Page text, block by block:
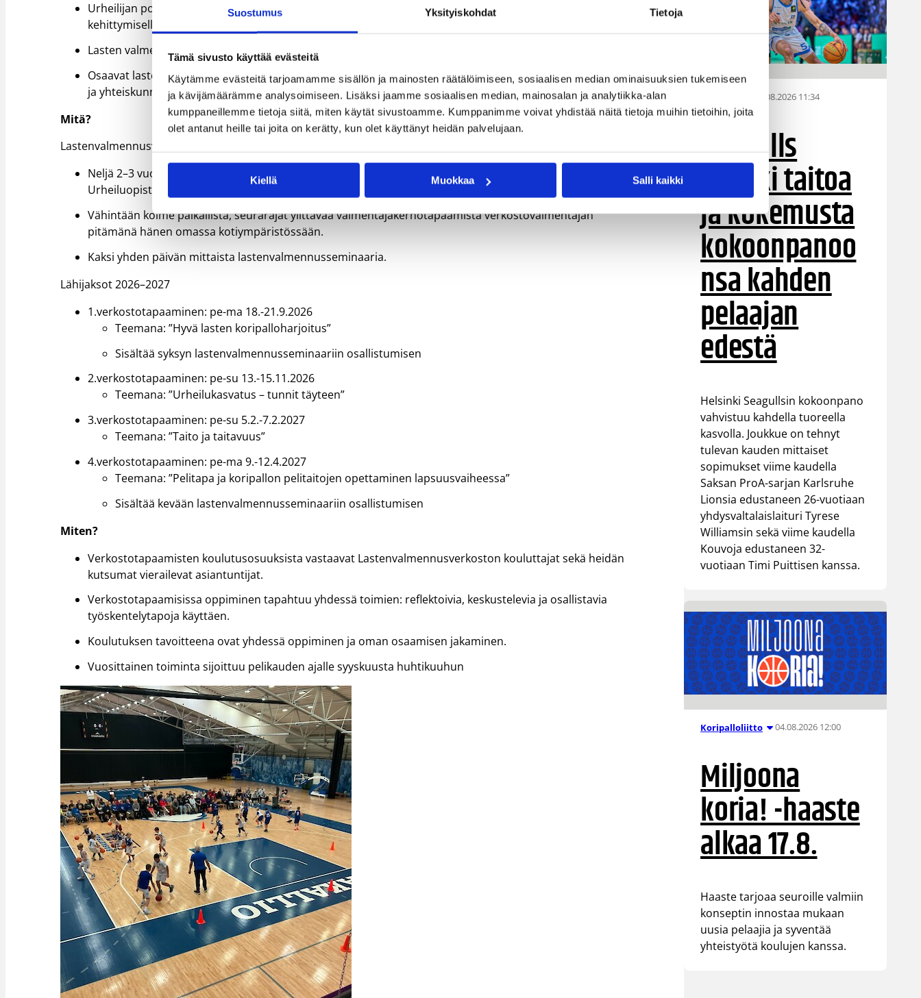
Suostumus Yksityiskohdat Tietoja
Tämä sivusto käyttää evästeitä
Käytämme evästeitä tarjoamamme sisällön ja mainosten räätälöimiseen, sosiaalisen median ominaisuuksien tukemiseen
ja kävijämäärämme analysoimiseen. Lisäksi jaamme sosiaalisen median, mainosalan ja analytiikka-alan
kumppaneillemme tietoja siitä, miten käytät sivustoamme. Kumppanimme voivat yhdistää näitä tietoja muihin tietoihin, joita
olet antanut heille tai joita on kerätty, kun olet käyttänyt heidän palvelujaan.
Kiellä Muokkaa Salli kaikki
Urheilijan polun alkuvaiheella tehty laadukas valmennustyö on vakaa kasvupohja myöhemmälle
kehittymiselle
Lasten valmennukseen panostaminen on seuralle varmin tie kasvuun ja kehittymiseen.
Osaavat lasten valmentajat nostavat lasten valmennuksen arvostusta koko suomalaisen urheilukentän
ja yhteiskunnan mittakaavassa.
Mitä?
Lastenvalmennusverkoston vuosiohjelma sisältää:
Neljä 2–3 vuorokauden mittaista (pe-ma/pe-su) verkostokoulutustapaamista Kolmen Kampuksen
Urheiluopiston Kisakallion kampuksella (Lohja).
Vähintään kolme paikallista, seurarajat ylittävää valmentajakerhotapaamista verkostovalmentajan
pitämänä hänen omassa kotiympäristössään.
Kaksi yhden päivän mittaista lastenvalmennusseminaaria.
Lähijaksot 2026–2027
1.verkostotapaaminen: pe-ma 18.-21.9.2026
Teemana: ”Hyvä lasten koripalloharjoitus”
Sisältää syksyn lastenvalmennusseminaariin osallistumisen
2.verkostotapaaminen: pe-su 13.-15.11.2026
Teemana: ”Urheilukasvatus – tunnit täyteen”
3.verkostotapaaminen: pe-su 5.2.-7.2.2027
Teemana: ”Taito ja taitavuus”
4.verkostotapaaminen: pe-ma 9.-12.4.2027
Teemana: ”Pelitapa ja koripallon pelitaitojen opettaminen lapsuusvaiheessa”
Sisältää kevään lastenvalmennusseminaariin osallistumisen
Miten?
Verkostotapaamisten koulutusosuuksista vastaavat Lastenvalmennusverkoston kouluttajat sekä heidän
kutsumat vierailevat asiantuntijat.
Verkostotapaamisissa oppiminen tapahtuu yhdessä toimien: reflektoivia, keskustelevia ja osallistavia
työskentelytapoja käyttäen.
Koulutuksen tavoitteena ovat yhdessä oppiminen ja oman osaamisen jakaminen.
Vuosittainen toiminta sijoittuu pelikauden ajalle syyskuusta huhtikuuhun
05.08.2026 11:34
Seagulls
hankki taitoa
ja kokemusta
kokoonpanoo
nsa kahden
pelaajan
edestä
Helsinki Seagullsin kokoonpano
vahvistuu kahdella tuoreella
kasvolla. Joukkue on tehnyt
tulevan kauden mittaiset
sopimukset viime kaudella
Saksan ProA-sarjan Karlsruhe
Lionsia edustaneen 26-vuotiaan
yhdysvaltalaislaituri Tyrese
Williamsin sekä viime kaudella
Kouvoja edustaneen 32-
vuotiaan Timi Puittisen kanssa.
Koripalloliitto 04.08.2026 12:00
Miljoona
koria! -haaste
alkaa 17.8.
Haaste tarjoaa seuroille valmiin
konseptin innostaa mukaan
uusia pelaajia ja syventää
yhteistyötä koulujen kanssa.